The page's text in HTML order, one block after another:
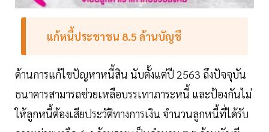
แก้หนี้ประชาชน 8.5 ล้านบัญชี
ด้านการแก้ไขปัญหาหนี้สิน นับตั้งแต่ปี 2563 ถึงปัจจุบัน
ธนาคารสามารถช่วยเหลือบรรเทาภาระหนี้ และป้องกันไม่
ให้ลูกหนี้ต้องเสียประวัติทางการเงิน จำนวนลูกหนี้ที่ได้รับ